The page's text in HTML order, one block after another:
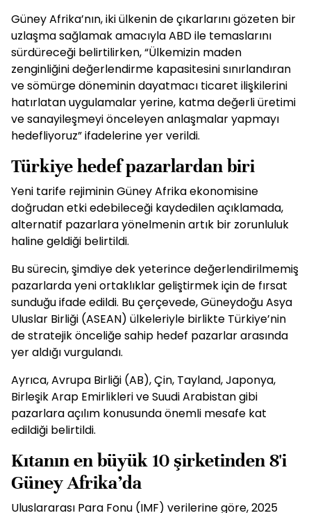
Güney Afrika’nın, iki ülkenin de çıkarlarını gözeten bir
uzlaşma sağlamak amacıyla ABD ile temaslarını
sürdüreceği belirtilirken, “Ülkemizin maden
zenginliğini değerlendirme kapasitesini sınırlandıran
ve sömürge döneminin dayatmacı ticaret ilişkilerini
hatırlatan uygulamalar yerine, katma değerli üretimi
ve sanayileşmeyi önceleyen anlaşmalar yapmayı
hedefliyoruz” ifadelerine yer verildi.
Türkiye hedef pazarlardan biri
Yeni tarife rejiminin Güney Afrika ekonomisine
doğrudan etki edebileceği kaydedilen açıklamada,
alternatif pazarlara yönelmenin artık bir zorunluluk
haline geldiği belirtildi.
Bu sürecin, şimdiye dek yeterince değerlendirilmemiş
pazarlarda yeni ortaklıklar geliştirmek için de fırsat
sunduğu ifade edildi. Bu çerçevede, Güneydoğu Asya
Uluslar Birliği (ASEAN) ülkeleriyle birlikte Türkiye’nin
de stratejik önceliğe sahip hedef pazarlar arasında
yer aldığı vurgulandı.
Ayrıca, Avrupa Birliği (AB), Çin, Tayland, Japonya,
Birleşik Arap Emirlikleri ve Suudi Arabistan gibi
pazarlara açılım konusunda önemli mesafe kat
edildiği belirtildi.
Kıtanın en büyük 10 şirketinden 8'i
Güney Afrika’da
Uluslararası Para Fonu (IMF) verilerine göre, 2025